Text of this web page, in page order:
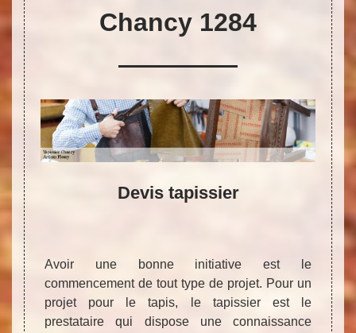
Chancy 1284
en
Devis tapissier
Avoir une bonne initiative est le
commencement de tout type de projet. Pour un
projet pour le tapis, le tapissier est le
prestataire qui dispose une connaissance